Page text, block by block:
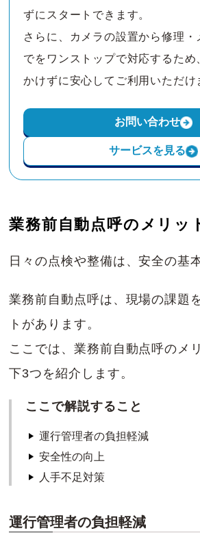
ずにスタートできます。
さらに、カメラの設置から修理・
でをワンストップで対応するため
かけずに安心してご利用いただけ
お問い合わせ
サービスを見る
業務前自動点呼のメリッ
日々の点検や整備は、安全の基
業務前自動点呼は、現場の課題
トがあります。
ここでは、業務前自動点呼のメ
下3つを紹介します。
ここで解説すること
運行管理者の負担軽減
安全性の向上
人手不足対策
運行管理者の負担軽減